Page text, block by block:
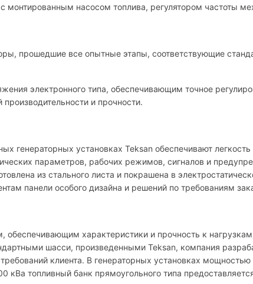
монтированным насосом топлива, регулятором частоты
прошедшие все опытные этапы, соответствующие
электронного типа, обеспечивающим точное
и прочности.
генераторных установках Teksan обеспечивают
параметров, рабочих режимов, сигналов и
из стального листа и покрашена в
панели особого дизайна и решений по требованиям
обеспечивающим характеристики и прочность к
шасси, произведенными Teksan, компания
клиента. В генераторных установках
топливный банк прямоугольного типа